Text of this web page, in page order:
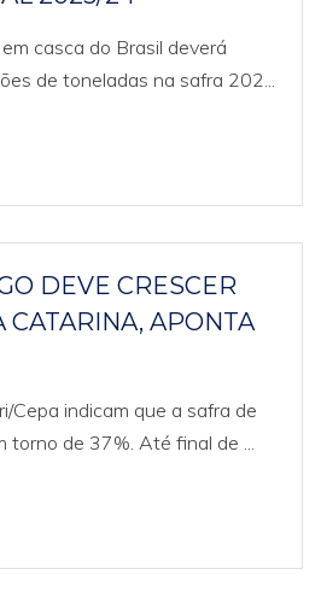
casca do Brasil deverá
de toneladas na safra 202...
DEVE CRESCER
CATARINA, APONTA
Cepa indicam que a safra de
torno de 37%. Até final de ...